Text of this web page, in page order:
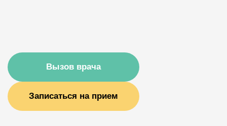
Вызов врача
Записаться на прием